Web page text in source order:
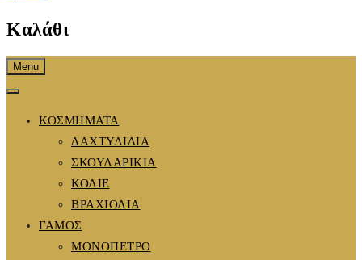
Καλάθι
Menu
ΚΟΣΜΗΜΑΤΑ
ΔΑΧΤΥΛΙΔΙΑ
ΣΚΟΥΛΑΡΙΚΙΑ
ΚΟΛΙΕ
ΒΡΑΧΙΟΛΙΑ
ΓΑΜΟΣ
ΜΟΝΟΠΕΤΡΟ